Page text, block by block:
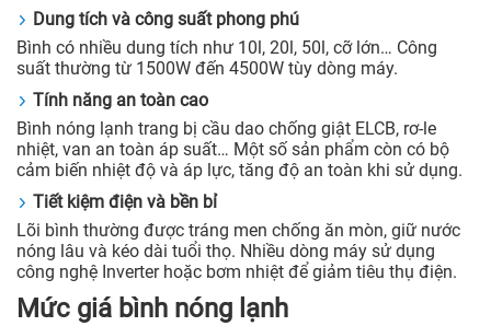
Dung tích và công suất phong phú
Bình có nhiều dung tích như 10l, 20l, 50l, cỡ lớn… Công
suất thường từ 1500W đến 4500W tùy dòng máy.
Tính năng an toàn cao
Bình nóng lạnh trang bị cầu dao chống giật ELCB, rơ-le
nhiệt, van an toàn áp suất… Một số sản phẩm còn có bộ
cảm biến nhiệt độ và áp lực, tăng độ an toàn khi sử dụng.
Tiết kiệm điện và bền bỉ
Lõi bình thường được tráng men chống ăn mòn, giữ nước
nóng lâu và kéo dài tuổi thọ. Nhiều dòng máy sử dụng
công nghệ Inverter hoặc bơm nhiệt để giảm tiêu thụ điện.
Mức giá bình nóng lạnh